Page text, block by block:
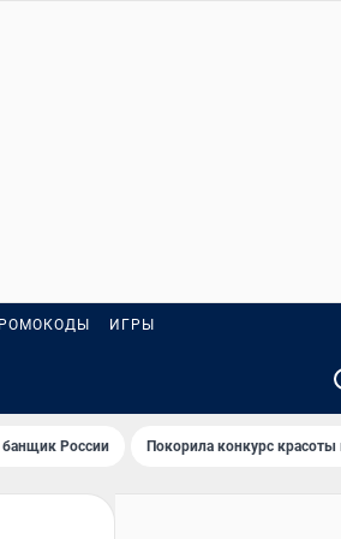
ИГРЫ
России Покорила конкурс